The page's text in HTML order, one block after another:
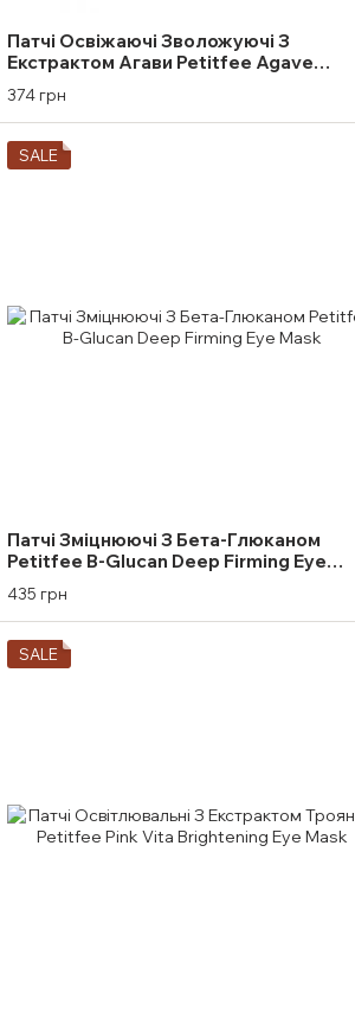
Патчі Освіжаючі Зволожуючі З
Екстрактом Агави Petitfee Agave
Cooling Hydrogel Eye Mask
374 грн
SALE
Патчі Зміцнюючі З Бета-Глюканом
Petitfee B-Glucan Deep Firming Eye
Mask
435 грн
SALE